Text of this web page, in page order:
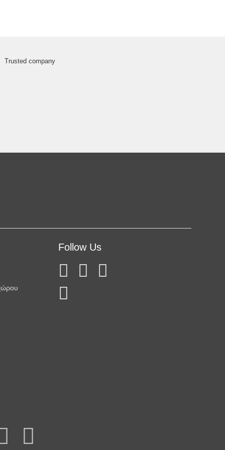
Follow Us